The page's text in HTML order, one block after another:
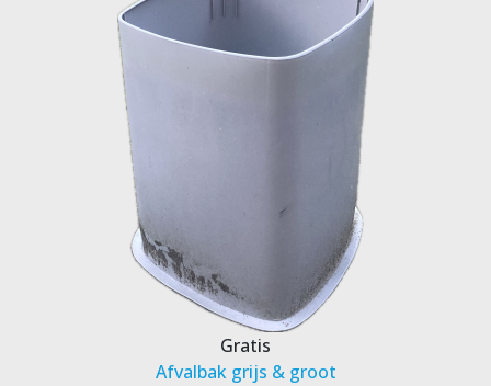
Gratis
Afvalbak grijs & groot